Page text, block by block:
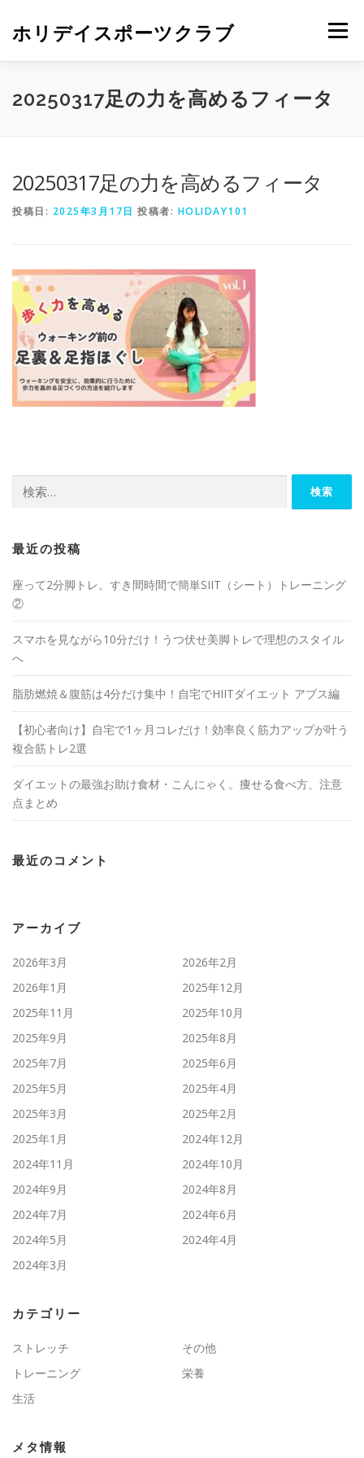
ホリデイスポーツクラブ メニュー
20250317足の力を高めるフィータ
20250317足の力を高めるフィータ
投稿日: 2025年3月17日 投稿者: HOLIDAY101
最近の投稿
座って2分脚トレ。すき間時間で簡単SIIT（シート）トレーニング
②
スマホを見ながら10分だけ！うつ伏せ美脚トレで理想のスタイル
へ
脂肪燃焼＆腹筋は4分だけ集中！自宅でHIITダイエット アブス編
【初心者向け】自宅で1ヶ月コレだけ！効率良く筋力アップが叶う
複合筋トレ2選
ダイエットの最強お助け食材・こんにゃく。痩せる食べ方、注意
点まとめ
最近のコメント
アーカイブ
2026年3月
2026年2月
2026年1月
2025年12月
2025年11月
2025年10月
2025年9月
2025年8月
2025年7月
2025年6月
2025年5月
2025年4月
2025年3月
2025年2月
2025年1月
2024年12月
2024年11月
2024年10月
2024年9月
2024年8月
2024年7月
2024年6月
2024年5月
2024年4月
2024年3月
カテゴリー
ストレッチ
その他
トレーニング
栄養
生活
メタ情報